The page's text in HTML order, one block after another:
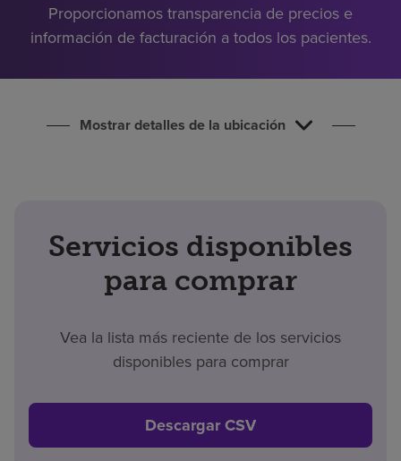
Proporcionamos transparencia de precios e
información de facturación a todos los pacientes.
Mostrar detalles de la ubicación
Servicios disponibles
para comprar
Vea la lista más reciente de los servicios
disponibles para comprar
Descargar CSV